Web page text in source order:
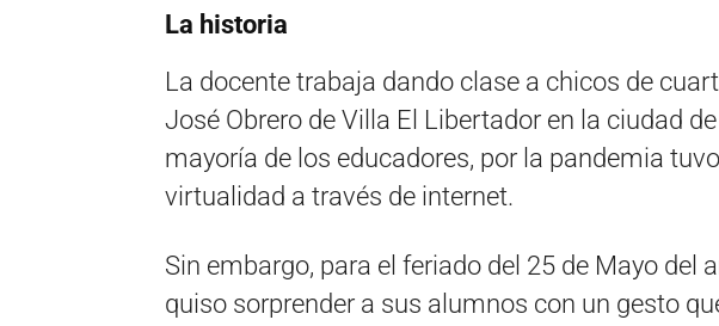
La historia
La docente trabaja dando clase a chicos de
José Obrero de Villa El Libertador en la ciudad
mayoría de los educadores, por la pandemia
virtualidad a través de internet.
Sin embargo, para el feriado del 25 de Mayo del
quiso sorprender a sus alumnos con un gesto